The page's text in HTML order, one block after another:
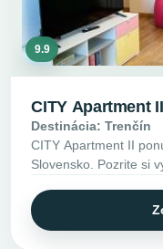
9.9
CITY Apartment II
Destinácia: Trenčín
CITY Apartment II
Slovensko. Pozrite si